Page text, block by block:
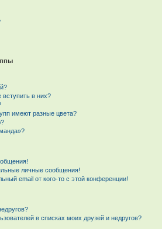
вступить в них?
имеют разные цвета?
личные сообщения!
email от кого-то с этой конференции!
в списках моих друзей и недругов?